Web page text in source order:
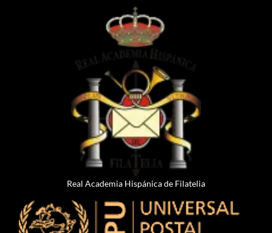
Real Academia Hispánica de Filatelia